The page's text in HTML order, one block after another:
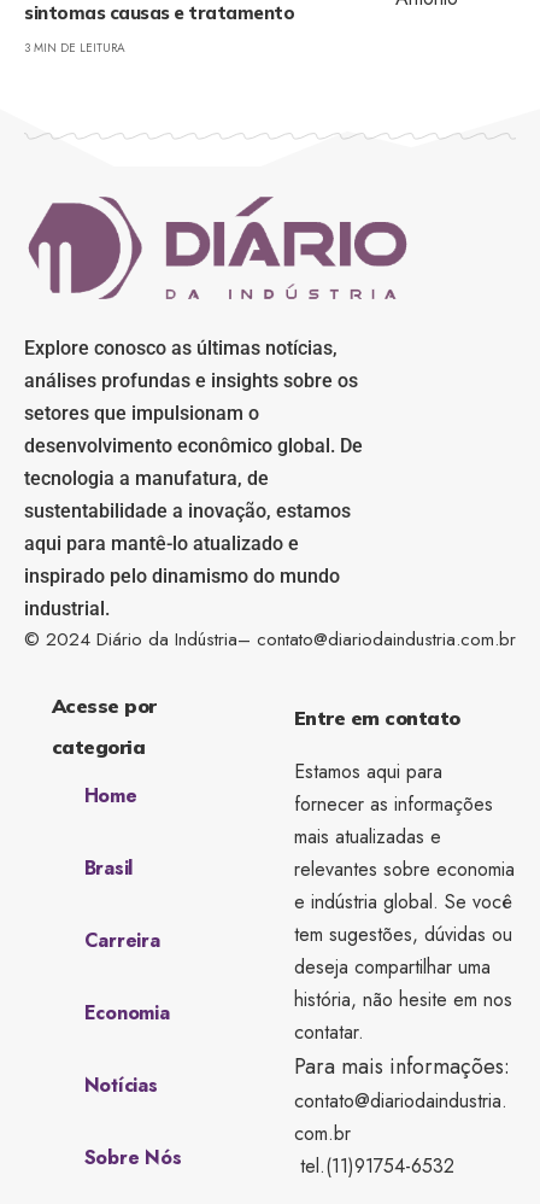
sintomas causas e tratamento
3 MIN DE LEITURA
Explore conosco as últimas notícias,
análises profundas e insights sobre os
setores que impulsionam o
desenvolvimento econômico global. De
tecnologia a manufatura, de
sustentabilidade a inovação, estamos
aqui para mantê-lo atualizado e
inspirado pelo dinamismo do mundo
industrial.
© 2024 Diário da Indústria– contato@diariodaindustria.com.br
Acesse por
categoria
Home
Brasil
Carreira
Economia
Notícias
Sobre Nós
Entre em contato
Estamos aqui para
fornecer as informações
mais atualizadas e
relevantes sobre economia
e indústria global. Se você
tem sugestões, dúvidas ou
deseja compartilhar uma
história, não hesite em nos
contatar.
Para mais informações:
contato@diariodaindustria.
com.br
tel.(11)91754-6532